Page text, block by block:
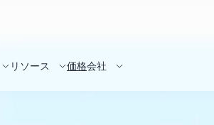
リソース 価格会社